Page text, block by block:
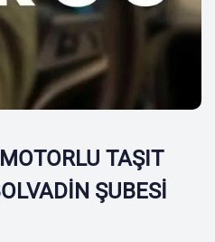
TAŞIT
ŞUBESİ